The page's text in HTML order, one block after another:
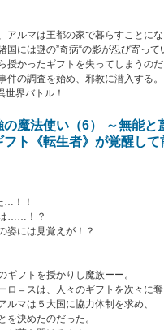
アルマは王都の家で暮らすことに
国には謎の”奇病“の影が忍び寄っ
授かったギフトを失ってしまうの
件の調査を始め、邪教に潜入する
界バトル！
魔法使い（6） ～無能と
ト《転生者》が覚醒し
…！！
は……！？
には見覚えが！？
フトを授かりし魔族ーー。
ロ＝スは、人々のギフトを次々に奪
ルマは５大国に協力体制を求め、
を決めたのだった。